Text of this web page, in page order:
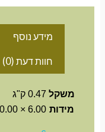
מידע נוסף
חוות דעת (0)
משקל 0.47 ק"ג
מידות 6.00 × 0.00 × 0.00 סנטימטרים